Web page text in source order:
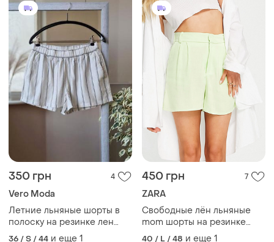
350 грн 4
Vero Moda
Летние льняные шорты в
полоску на резинке лен
вискоза 🌺
36 / S / 44 и еще 1
450 грн 7
ZARA
Свободные лён льняные
mom шорты на резинке
stradivarius оригинал
40 / L / 48 и еще 1